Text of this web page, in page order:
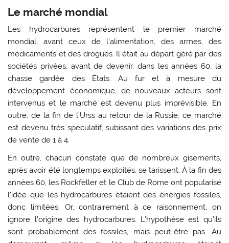
Le marché mondial
Les hydrocarbures représentent le premier marché
mondial, avant ceux de l’alimentation, des armes, des
médicaments et des drogues. Il était au départ géré par des
sociétés privées, avant de devenir, dans les années 60, la
chasse gardée des États. Au fur et à mesure du
développement économique, de nouveaux acteurs sont
intervenus et le marché est devenu plus imprévisible. En
outre, de la fin de l’Urss au retour de la Russie, ce marché
est devenu très spéculatif, subissant des variations des prix
de vente de 1 à 4.
En outre, chacun constate que de nombreux gisements,
après avoir été longtemps exploités, se tarissent. À la fin des
années 60, les Rockfeller et le Club de Rome ont popularisé
l’idée que les hydrocarbures étaient des énergies fossiles,
donc limitées. Or, contrairement à ce raisonnement, on
ignore l’origine des hydrocarbures. L’hypothèse est qu’ils
sont probablement des fossiles, mais peut-être pas. Au